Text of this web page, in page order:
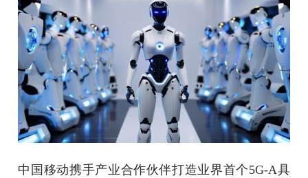
中国移动携手产业合作伙伴打造业界首个5G-A具